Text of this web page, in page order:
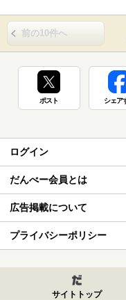
前の10件へ
ポスト シェア
ログイン
だんべー会員とは
広告掲載について
プライバシーポリシー
サイトトップ